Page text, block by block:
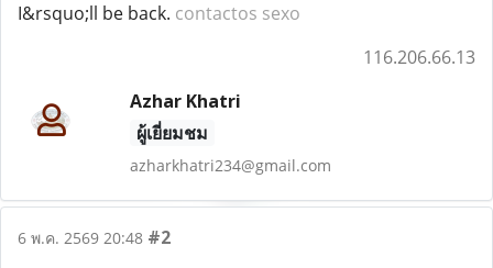
I&rsquo;ll be back. contactos sexo
116.206.66.13
Azhar Khatri
ผู้เยี่ยมชม
azharkhatri234@gmail.com
6 พ.ค. 2569 20:48 #2